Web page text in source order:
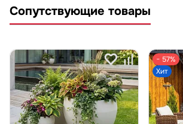
Сопутствующие товары
− 57%
Хит